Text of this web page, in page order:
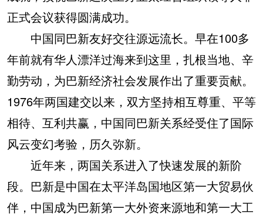
正式会议获得圆满成功。
中国同巴新友好交往源远流长。早在100多
年前就有华人漂洋过海来到这里，扎根当地、辛
勤劳动，为巴新经济社会发展作出了重要贡献。
1976年两国建交以来，双方坚持相互尊重、平等
相待、互利共赢，中国同巴新关系经受住了国际
风云变幻考验，历久弥新。
近年来，两国关系进入了快速发展的新阶
段。巴新是中国在太平洋岛国地区第一大贸易伙
伴，中国成为巴新第一大外资来源地和第一大工